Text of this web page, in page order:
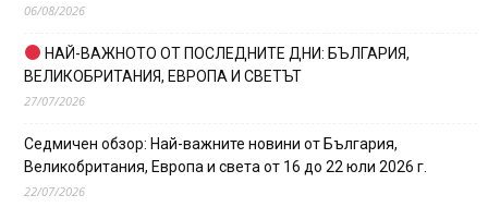
06/08/2026
НАЙ-ВАЖНОТО ОТ ПОСЛЕДНИТЕ ДНИ: БЪЛГАРИЯ,
ВЕЛИКОБРИТАНИЯ, ЕВРОПА И СВЕТЪТ
27/07/2026
Седмичен обзор: Най-важните новини от България,
Великобритания, Европа и света от 16 до 22 юли 2026 г.
22/07/2026